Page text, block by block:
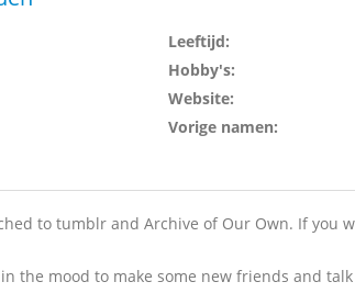
Leeftijd:
Hobby's:
Website:
Vorige namen:
to tumblr and Archive of Our Own. If you
the mood to make some new friends and